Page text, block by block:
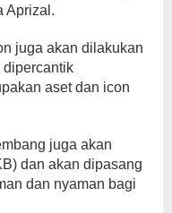
Aprizal.
juga akan dilakukan
dipercantik
aset dan icon
juga akan
dan akan dipasang
dan nyaman bagi